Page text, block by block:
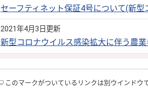
セーフティネット保証4号について(新
2021年4月3日更新
新型コロナウイルス感染拡大に伴う農
このマークがついているリンクは別ウインドウ